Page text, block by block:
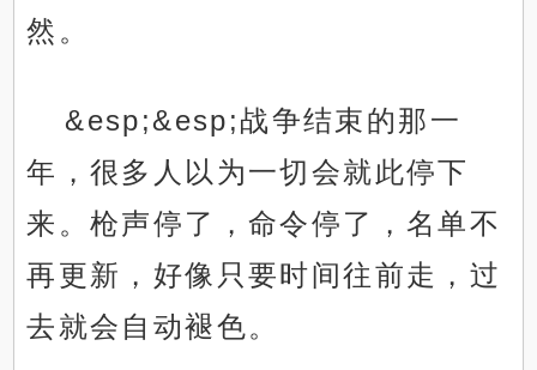
然。
&esp;&esp;战争结束的那一
年，很多人以为一切会就此停下
来。枪声停了，命令停了，名单不
再更新，好像只要时间往前走，过
去就会自动褪色。